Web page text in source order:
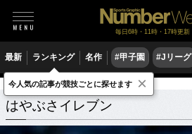
毎日6時・11時・17時更新
最新 ランキング 名作 #甲子園 #Jリーグ
はやぶさイレブン 関連記事
はやぶさイレブン
今人気の記事が競技ごとに探せます ×